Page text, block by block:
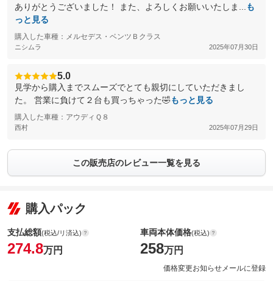
ありがとうございました！ また、よろしくお願いいたしま...
も
っと見る
購入した車種：メルセデス・ベンツＢクラス
ニシムラ 2025年07月30日
5.0
見学から購入までスムーズでとても親切にしていただきまし
た。 営業に負けて２台も買っちゃった🤣もっと見る
購入した車種：アウディＱ８
西村 2025年07月29日
この販売店のレビュー一覧を見る
購入パック
支払総額(税込/リ済込)
274.8万円
車両本体価格(税込)
258万円
価格変更お知らせメールに登録